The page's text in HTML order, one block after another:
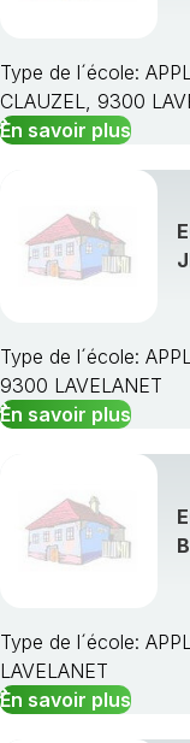
Type de l´école:
CLAUZEL, 9300
En savoir plus
Type de l´école:
9300 LAVELANET
En savoir plus
Type de l´école:
LAVELANET
En savoir plus